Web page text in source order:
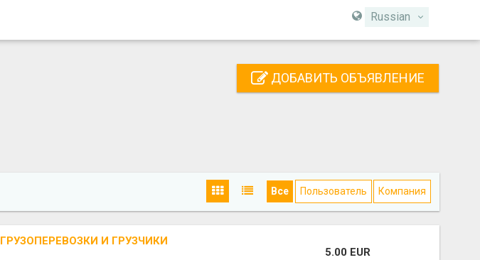
Russian
ДОБАВИТЬ ОБЪЯВЛЕНИЕ
Все Пользователь Компания
ГРУЗОПЕРЕВОЗКИ И ГРУЗЧИКИ
5.00 EUR